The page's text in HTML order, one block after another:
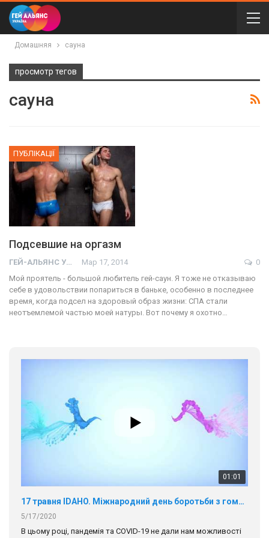
Домашняя сауна
просмотр тегов
сауна
ПУБЛІКАЦІЇ
Подсевшие на оргазм
ГЕЙ-АЛЬЯНС УКРАИНА Мар 17, 2014
0
Мой проятель - большой любитель гей-саун. Я тоже не отказываю
себе в удовольствии попариться в баньке, особенно в последнее
время, когда подсел на здоровый образ жизни: СПА стали
неотъемлемой частью моей натуры. Вот почему я охотно…
01:01
17 травня IDAHO. Міжнародний день боротьби з гомофобією трансфобією і біфобія.
5/17/2020
В цьому році, пандемія та COVІD-19 не дали нам можливості